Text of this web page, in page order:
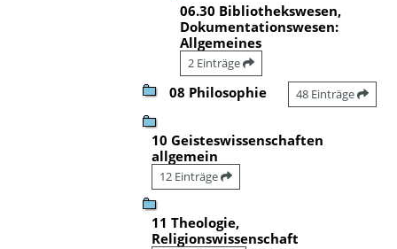
06.30 Bibliothekswesen,
Dokumentationswesen:
Allgemeines
2 Einträge
08 Philosophie 48 Einträge
10 Geisteswissenschaften
allgemein
12 Einträge
11 Theologie,
Religionswissenschaft